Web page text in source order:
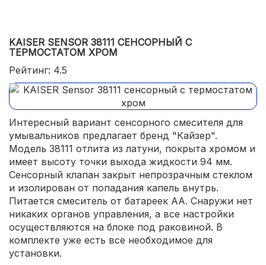
KAISER SENSOR 38111 СЕНСОРНЫЙ С
ТЕРМОСТАТОМ ХРОМ
Рейтинг: 4.5
Интересный вариант сенсорного смесителя для
умывальников предлагает бренд "Кайзер".
Модель 38111 отлита из латуни, покрыта хромом и
имеет высоту точки выхода жидкости 94 мм.
Сенсорный клапан закрыт непрозрачным стеклом
и изолирован от попадания капель внутрь.
Питается смеситель от батареек АА. Снаружи нет
никаких органов управления, а все настройки
осуществляются на блоке под раковиной. В
комплекте уже есть все необходимое для
установки.